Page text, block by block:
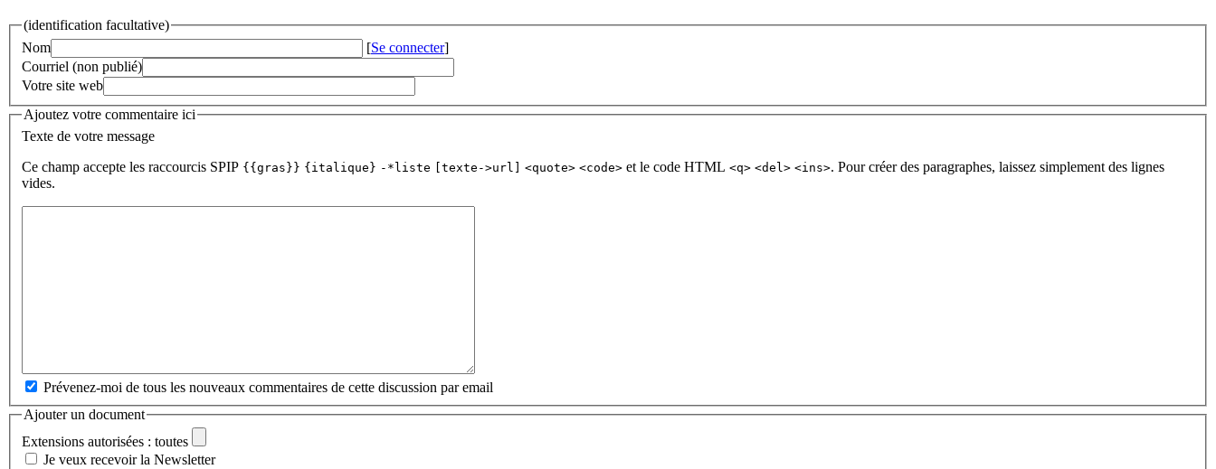
(identification facultative)
Nom
[Se connecter]
Courriel (non publié)
Votre site web
Ajoutez votre commentaire ici
Texte de votre message
Ce champ accepte les raccourcis SPIP {{gras}} {italique} -*liste [texte->url] <quote> <code> et le code HTML <q> <del> <ins>. Pour créer des paragraphes, laissez simplement des lignes
vides.
Prévenez-moi de tous les nouveaux commentaires de cette discussion par email
Ajouter un document
Extensions autorisées : toutes
Je veux recevoir la Newsletter